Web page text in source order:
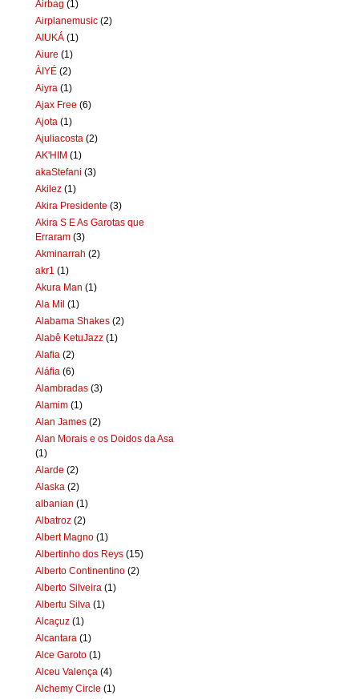
Airbag (1)
Airplanemusic (2)
AIUKÁ (1)
Aiure (1)
ÀIYÉ (2)
Aiyra (1)
Ajax Free (6)
Ajota (1)
Ajuliacosta (2)
AK'HIM (1)
akaStefani (3)
Akilez (1)
Akira Presidente (3)
Akira S E As Garotas que
Erraram (3)
Akminarrah (2)
akr1 (1)
Akura Man (1)
Ala Mil (1)
Alabama Shakes (2)
Alabê KetuJazz (1)
Alafia (2)
Aláfia (6)
Alambradas (3)
Alamim (1)
Alan James (2)
Alan Morais e os Doidos da Asa
(1)
Alarde (2)
Alaska (2)
albanian (1)
Albatroz (2)
Albert Magno (1)
Albertinho dos Reys (15)
Alberto Continentino (2)
Alberto Silveira (1)
Albertu Silva (1)
Alcaçuz (1)
Alcantara (1)
Alce Garoto (1)
Alceu Valença (4)
Alchemy Circle (1)